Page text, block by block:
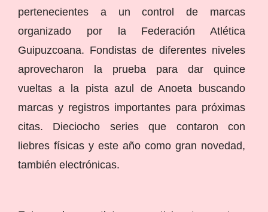
pertenecientes a un control de marcas
organizado por la Federación Atlética
Guipuzcoana. Fondistas de diferentes niveles
aprovecharon la prueba para dar quince
vueltas a la pista azul de Anoeta buscando
marcas y registros importantes para próximas
citas. Dieciocho series que contaron con
liebres físicas y este año como gran novedad,
también electrónicas.